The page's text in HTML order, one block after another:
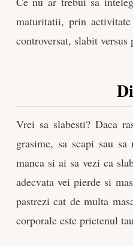
maturitatii, prin
controversat, slabit
Vrei sa slabesti? Daca
grasime, sa scapi sau
manca si ai sa vezi ca
adecvata vei pierde si
pastrezi cat de multa
corporale este prietenul